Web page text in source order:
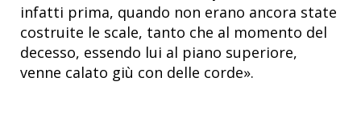
infatti prima, quando non erano ancora state
costruite le scale, tanto che al momento del
decesso, essendo lui al piano superiore,
venne calato giù con delle corde».